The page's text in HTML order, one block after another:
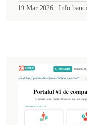
19 Mar 2026 | Info banci